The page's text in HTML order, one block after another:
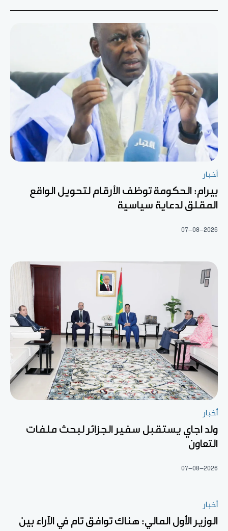
أخبار
بيرام: الحكومة توظف الأرقام لتحويل الواقع
المقلق لدعاية سياسية
07-08-2026
أخبار
ولد اجاي يستقبل سفير الجزائر لبحث ملفات
التعاون
07-08-2026
أخبار
الوزير الأول المالي: هناك توافق تام في الآراء بين